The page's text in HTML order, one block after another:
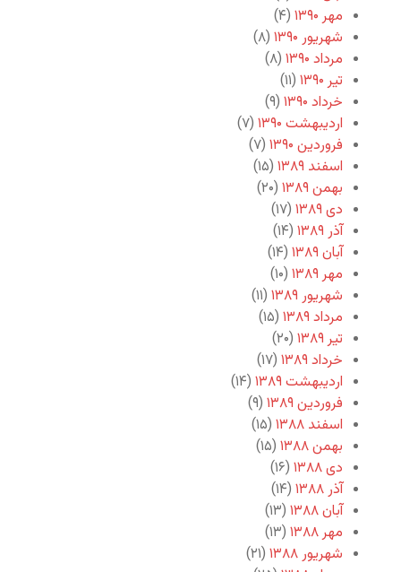
مهر ۱۳۹۰
(۴)
شهریور ۱۳۹۰
(۸)
مرداد ۱۳۹۰
(۸)
تیر ۱۳۹۰
(۱۱)
خرداد ۱۳۹۰
(۹)
اردیبهشت ۱۳۹۰
(۷)
فروردین ۱۳۹۰
(۷)
اسفند ۱۳۸۹
(۱۵)
بهمن ۱۳۸۹
(۲۰)
دی ۱۳۸۹
(۱۷)
آذر ۱۳۸۹
(۱۴)
آبان ۱۳۸۹
(۱۴)
مهر ۱۳۸۹
(۱۰)
شهریور ۱۳۸۹
(۱۱)
مرداد ۱۳۸۹
(۱۵)
تیر ۱۳۸۹
(۲۰)
خرداد ۱۳۸۹
(۱۷)
اردیبهشت ۱۳۸۹
(۱۴)
فروردین ۱۳۸۹
(۹)
اسفند ۱۳۸۸
(۱۵)
بهمن ۱۳۸۸
(۱۵)
دی ۱۳۸۸
(۱۶)
آذر ۱۳۸۸
(۱۴)
آبان ۱۳۸۸
(۱۳)
مهر ۱۳۸۸
(۱۳)
شهریور ۱۳۸۸
(۲۱)